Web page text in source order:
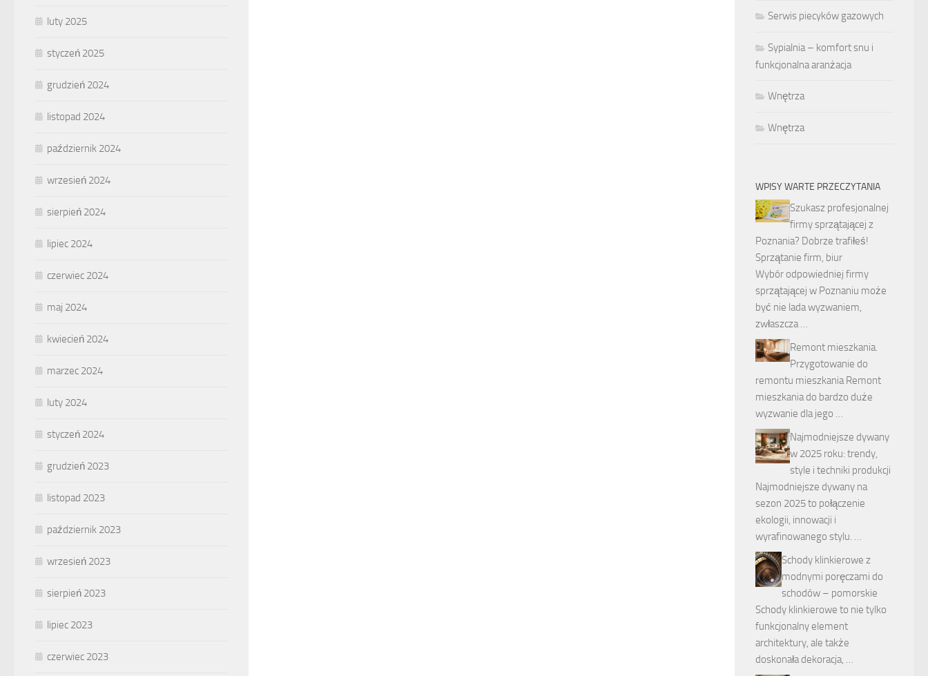
luty 2025
styczeń 2025
grudzień 2024
listopad 2024
październik 2024
wrzesień 2024
sierpień 2024
lipiec 2024
czerwiec 2024
maj 2024
kwiecień 2024
marzec 2024
luty 2024
styczeń 2024
grudzień 2023
listopad 2023
październik 2023
wrzesień 2023
sierpień 2023
lipiec 2023
czerwiec 2023
Serwis piecyków gazowych
Sypialnia – komfort snu i
funkcjonalna aranżacja
Wnętrza
Wnętrza
WPISY WARTE PRZECZYTANIA
Szukasz profesjonalnej
firmy sprzątającej z
Poznania? Dobrze trafiłeś!
Sprzątanie firm, biur
Wybór odpowiedniej firmy
sprzątającej w Poznaniu może
być nie lada wyzwaniem,
zwłaszcza …
Remont mieszkania.
Przygotowanie do
remontu mieszkania Remont
mieszkania do bardzo duże
wyzwanie dla jego …
Najmodniejsze dywany
w 2025 roku: trendy,
style i techniki produkcji
Najmodniejsze dywany na
sezon 2025 to połączenie
ekologii, innowacji i
wyrafinowanego stylu. …
Schody klinkierowe z
modnymi poręczami do
schodów – pomorskie
Schody klinkierowe to nie tylko
funkcjonalny element
architektury, ale także
doskonała dekoracja, …